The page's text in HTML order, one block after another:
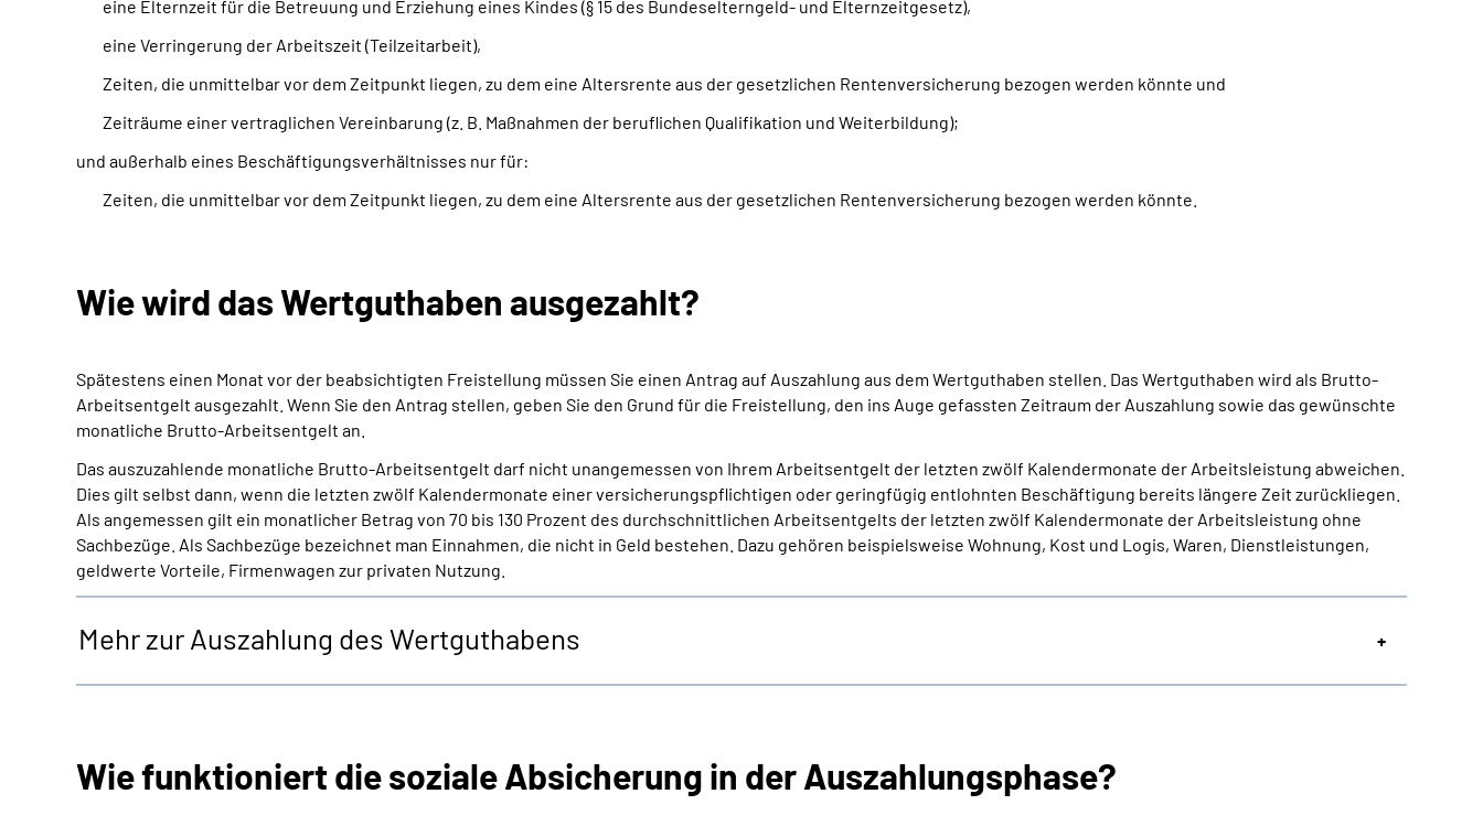
eine Elternzeit für die Betreuung und Erziehung eines Kindes (§ 15 des Bundeselterngeld- und Elternzeitgesetz),
eine Verringerung der Arbeitszeit (Teilzeitarbeit),
Zeiten, die unmittelbar vor dem Zeitpunkt liegen, zu dem eine Altersrente aus der gesetzlichen Rentenversicherung bezogen werden könnte und
Zeiträume einer vertraglichen Vereinbarung (z. B. Maßnahmen der beruflichen Qualifikation und Weiterbildung);
und außerhalb eines Beschäftigungsverhältnisses nur für:
Zeiten, die unmittelbar vor dem Zeitpunkt liegen, zu dem eine Altersrente aus der gesetzlichen Rentenversicherung bezogen werden könnte.
Wie wird das Wertguthaben ausgezahlt?
Spätestens einen Monat vor der beabsichtigten Freistellung müssen Sie einen Antrag auf Auszahlung aus dem Wertguthaben stellen. Das Wertguthaben wird als Brutto-
Arbeitsentgelt ausgezahlt. Wenn Sie den Antrag stellen, geben Sie den Grund für die Freistellung, den ins Auge gefassten Zeitraum der Auszahlung sowie das gewünschte
monatliche Brutto-Arbeitsentgelt an.
Das auszuzahlende monatliche Brutto-Arbeitsentgelt darf nicht unangemessen von Ihrem Arbeitsentgelt der letzten zwölf Kalendermonate der Arbeitsleistung abweichen.
Dies gilt selbst dann, wenn die letzten zwölf Kalendermonate einer versicherungspflichtigen oder geringfügig entlohnten Beschäftigung bereits längere Zeit zurückliegen.
Als angemessen gilt ein monatlicher Betrag von 70 bis 130 Prozent des durchschnittlichen Arbeitsentgelts der letzten zwölf Kalendermonate der Arbeitsleistung ohne
Sachbezüge. Als Sachbezüge bezeichnet man Einnahmen, die nicht in Geld bestehen. Dazu gehören beispielsweise Wohnung, Kost und Logis, Waren, Dienstleistungen,
geldwerte Vorteile, Firmenwagen zur privaten Nutzung.
Mehr zur Auszahlung des Wertguthabens
Wie funktioniert die soziale Absicherung in der Auszahlungsphase?